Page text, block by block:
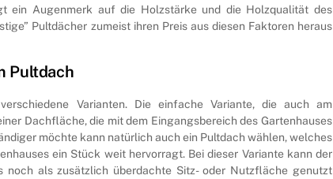
ein Augenmerk auf die Holzstärke und die Holzqualität des
Pultdächer zumeist ihren Preis aus diesen Faktoren heraus
Pultdach
Varianten. Die einfache Variante, die auch am
Dachfläche, die mit dem Eingangsbereich des Gartenhauses
möchte kann natürlich auch ein Pultdach wählen, welches
ein Stück weit hervorragt. Bei dieser Variante kann der
noch als zusätzlich überdachte Sitz- oder Nutzfläche genutzt